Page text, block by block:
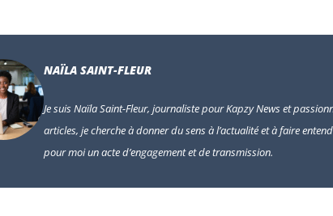
NAÏLA SAINT-FLEUR
Je suis Naïla Saint-Fleur, journaliste pour Kapzy News et
articles, je cherche à donner du sens à l’actualité et à faire
pour moi un acte d’engagement et de transmission.